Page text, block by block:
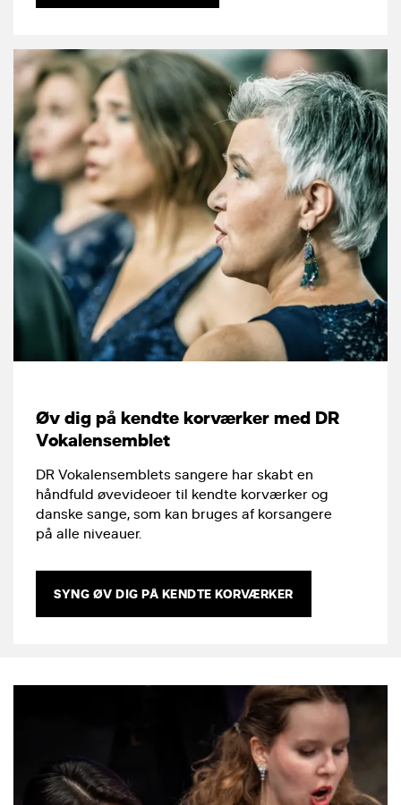
Øv dig på kendte korværker med DR
Vokalensemblet
DR Vokalensemblets sangere har skabt en
håndfuld øvevideoer til kendte korværker og
danske sange, som kan bruges af korsangere
på alle niveauer.
SYNG ØV DIG PÅ KENDTE KORVÆRKER